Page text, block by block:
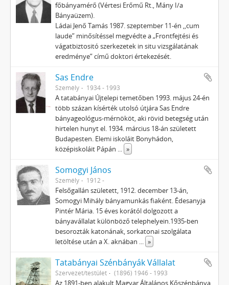
főbányamérő (Vértesi Erőmű Rt., Mány I/a
Bányaüzem).
Ládai Jenő Tamás 1987. szeptember 11-én ,,cum
laude” minősítéssel megvédte a „Frontfejtési és
vágatbiztositó szerkezetek in situ vizsgálatának
eredménye” című doktori értekezését.
Sas Endre
Személy 1934 - 1993
A tatabányai Újtelepi temető­ben 1993. május 24-én
több százan kísérték utolsó útjára Sas Endre
bányageológus-mérnököt, aki rövid betegség után
hir­telen hunyt el. 1934. március 18-án született
Budapesten. Elemi iskoláit Bonyhádon,
középiskoláit Pápán ... »
Somogyi János
Személy 1912 -
Felsőgallán született, 1912. december 13-án,
Somogyi Mihály bányamunkás fiaként. Édesanyja
Pintér Mária. 15 éves korától dolgozott a
bányavállalat különböző telephelyein.1935-ben
besorozták katonának, sorkatonai szolgálata
letöltése után a X. aknában ... »
Tatabányai Szénbányák Vállalat
Szervezet/testület (1896) 1946 - 1993
Az 1891-ben alakult Magyar Általános Kőszénbánya